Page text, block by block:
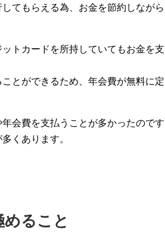
てもらえる為、お金を節約しながら
トカードを所持していてもお金を支
とができるため、年会費が無料に定
会費を支払うことが多かったのです
くあります。
ること